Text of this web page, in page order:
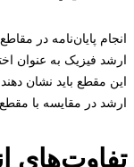
انجام پایان‌نامه در
ارشد فیزیک به عنوان
این مقطع باید نشان
ارشد در مقایسه با
تفاوت‌های